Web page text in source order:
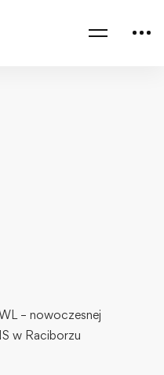
– nowoczesnej
w Raciborzu